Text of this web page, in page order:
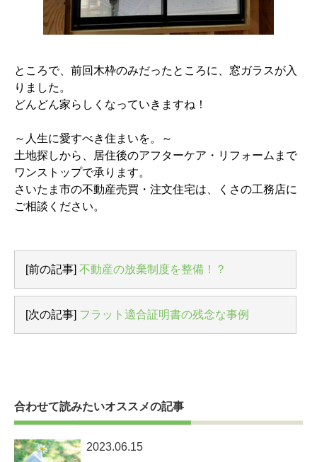
ところで、前回木枠のみだったところに、窓ガラスが入
りました。
どんどん家らしくなっていきますね！
～人生に愛すべき住まいを。～
土地探しから、居住後のアフターケア・リフォームまで
ワンストップで承ります。
さいたま市の不動産売買・注文住宅は、くさの工務店に
ご相談ください。
[前の記事] 不動産の放棄制度を整備！？
[次の記事] フラット適合証明書の残念な事例
合わせて読みたいオススメの記事
2023.06.15